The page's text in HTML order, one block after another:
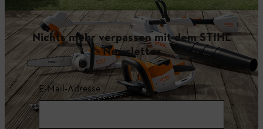
Nichts mehr verpassen mit dem STIHL
Newsletter
E-Mail-Adresse